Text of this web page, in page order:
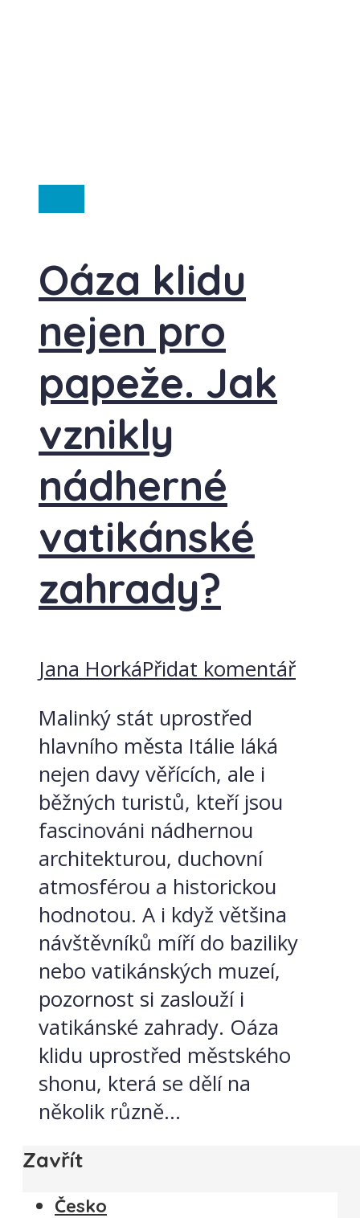
Oáza klidu
nejen pro
papeže. Jak
vznikly
nádherné
vatikánské
zahrady?
Jana HorkáPřidat komentář
Malinký stát uprostřed
hlavního města Itálie láká
nejen davy věřících, ale i
běžných turistů, kteří jsou
fascinováni nádhernou
architekturou, duchovní
atmosférou a historickou
hodnotou. A i když většina
návštěvníků míří do baziliky
nebo vatikánských muzeí,
pozornost si zaslouží i
vatikánské zahrady. Oáza
klidu uprostřed městského
shonu, která se dělí na
několik různě...
Zavřít
Česko